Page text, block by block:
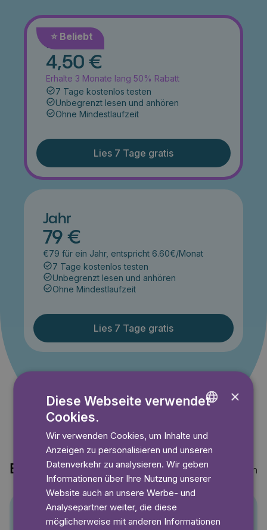
⭐️ Beliebt
Monat
4,50 €
Erhalte 3 Monate lang 50% Rabatt
7 Tage kostenlos testen
Unbegrenzt lesen und anhören
Ohne Mindestlaufzeit
Lies 7 Tage gratis
Jahr
79 €
€79 für ein Jahr, entspricht 6.60€/Monat
7 Tage kostenlos testen
Unbegrenzt lesen und anhören
Ohne Mindestlaufzeit
Lies 7 Tage gratis
Entdecke auch Mehr anzeigen
GERMAN
×
Diese Webseite verwendet
Cookies.
Wir verwenden Cookies, um Inhalte und
Anzeigen zu personalisieren und unseren
Datenverkehr zu analysieren. Wir geben
Informationen über Ihre Nutzung unserer
Website auch an unsere Werbe- und
Analysepartner weiter, die diese
möglicherweise mit anderen Informationen